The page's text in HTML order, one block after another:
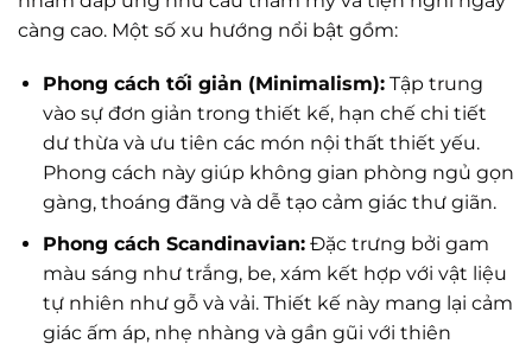
càng cao. Một số xu hướng nổi bật gồm:
Phong cách tối giản (Minimalism):Tập trung
vào sự đơn giản trong thiết kế, hạn chế chi tiết
dư thừa và ưu tiên các món nội thất thiết yếu.
Phong cách này giúp không gian phòng ngủ gọn
gàng, thoáng đãng và dễ tạo cảm giác thư giãn.
Phong cách Scandinavian:Đặc trưng bởi gam
màu sáng như trắng, be, xám kết hợp với vật liệu
tự nhiên như gỗ và vải. Thiết kế này mang lại cảm
giác ấm áp, nhẹ nhàng và gần gũi với thiên